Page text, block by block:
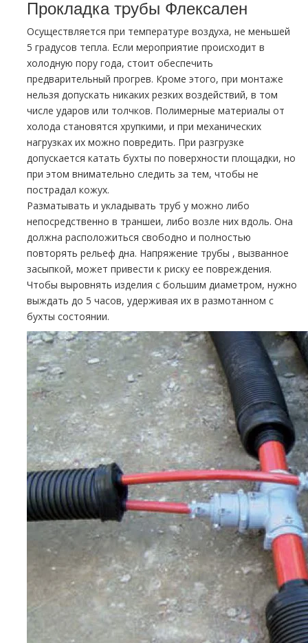
Прокладка тpубы Флексален
Осуществляется при температуре воздуха, не меньшей
5 градусов тепла. Если мероприятие происходит в
холодную пору года, стоит обеспечить
предварительный прогрев. Кроме этого, при монтаже
нельзя допускать никаких резких воздействий, в том
числе ударов или толчков. Полимерные материалы от
холода становятся хрупкими, и при механических
нагрузках их можно повредить. При разгрузке
допускается катать бухты по поверхности площадки, но
при этом внимательно следить за тем, чтобы не
пострадал кожух.
Разматывать и укладывать тpуб у можно либо
непосредственно в траншеи, либо возле них вдоль. Она
должна расположиться свободно и полностью
повторять рельеф дна. Напряжение тpубы , вызванное
засыпкой, может привести к риску ее повреждения.
Чтобы выровнять изделия с большим диаметром, нужно
выждать до 5 часов, удерживая их в размотанном с
бухты состоянии.